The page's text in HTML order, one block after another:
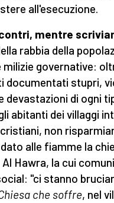
all'esecuzione.
mentre
rabbia della
governative:
documentati stupri,
devastazioni di ogni
abitanti dei villaggi
non
alle fiamme la
Hawra, la cui
"ci stanno
che soffre, nel